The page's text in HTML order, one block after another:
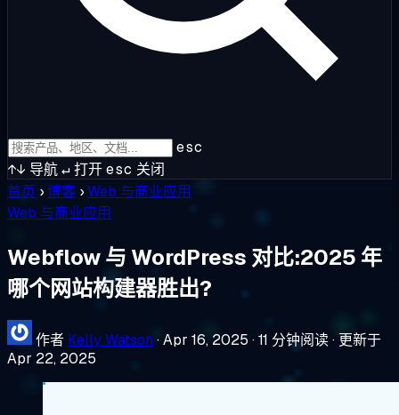
esc
↑↓ 导航↵打开esc 关闭
首页 ›博客 ›Web 与商业应用
Web 与商业应用
Webflow 与 WordPress 对比:2025 年
哪个网站构建器胜出?
作者 Kelly Watson ·Apr 16, 2025 ·11 分钟阅读· 更新于
Apr 22, 2025